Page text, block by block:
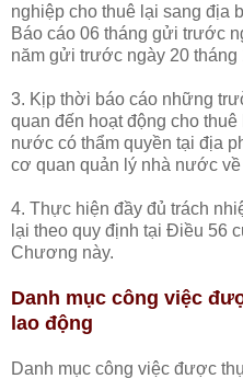
nghiệp cho thuê lại sang địa
Báo cáo 06 tháng gửi trước
năm gửi trước ngày 20 tháng
3. Kịp thời báo cáo những
quan đến hoạt động cho
nước có thẩm quyền tại địa
cơ quan quản lý nhà nước về
4. Thực hiện đầy đủ trách
lại theo quy định tại Điều 56
Chương này.
Danh mục công việc
lao động
Danh mục công việc được